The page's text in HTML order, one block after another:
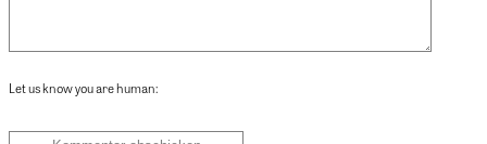
Let us know you are human: